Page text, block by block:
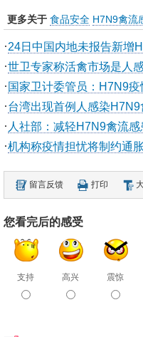
更多关于 食品安全 H7N9禽流
·24日中国内地未报告新增
·世卫专家称活禽市场是人
·国家卫计委管员：H7N9
·台湾出现首例人感染H7N9
· 人社部：减轻H7N9禽流
·机构称疫情担忧将制约通
留言反馈 打印
您看完后的感受
支持 高兴 震惊